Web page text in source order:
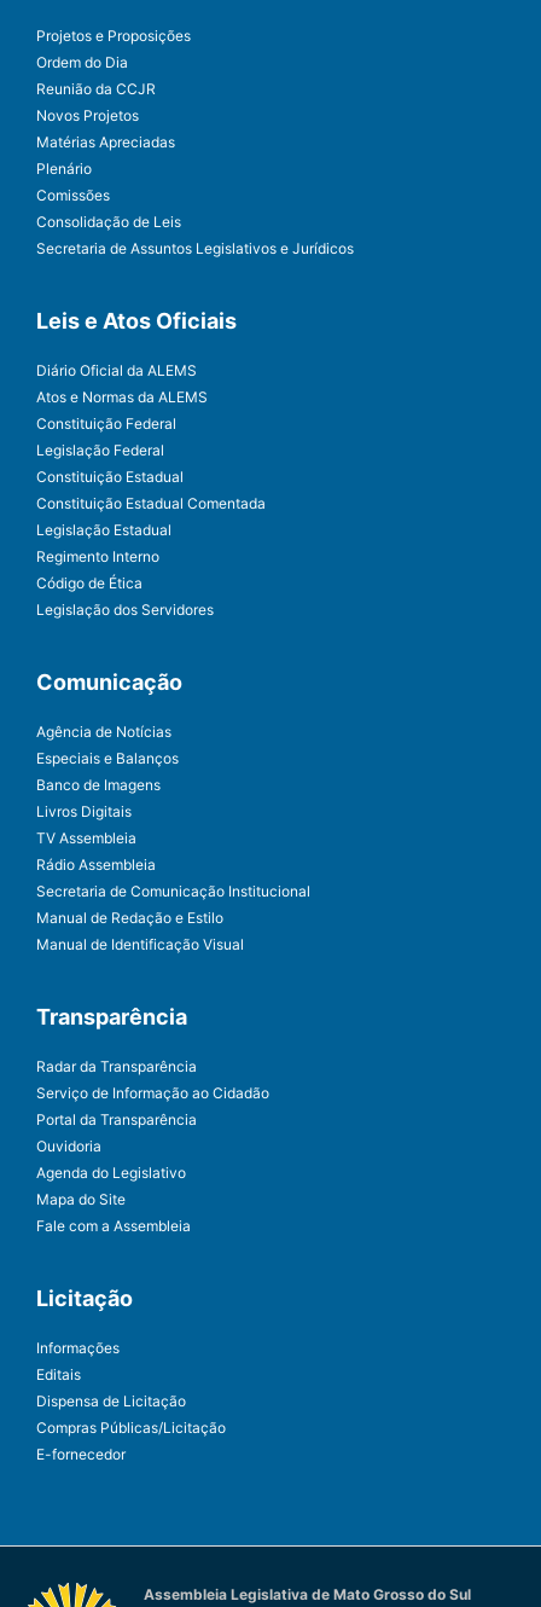
Projetos e Proposições
Ordem do Dia
Reunião da CCJR
Novos Projetos
Matérias Apreciadas
Plenário
Comissões
Consolidação de Leis
Secretaria de Assuntos Legislativos e Jurídicos
Leis e Atos Oficiais
Diário Oficial da ALEMS
Atos e Normas da ALEMS
Constituição Federal
Legislação Federal
Constituição Estadual
Constituição Estadual Comentada
Legislação Estadual
Regimento Interno
Código de Ética
Legislação dos Servidores
Comunicação
Agência de Notícias
Especiais e Balanços
Banco de Imagens
Livros Digitais
TV Assembleia
Rádio Assembleia
Secretaria de Comunicação Institucional
Manual de Redação e Estilo
Manual de Identificação Visual
Transparência
Radar da Transparência
Serviço de Informação ao Cidadão
Portal da Transparência
Ouvidoria
Agenda do Legislativo
Mapa do Site
Fale com a Assembleia
Licitação
Informações
Editais
Dispensa de Licitação
Compras Públicas/Licitação
E-fornecedor
Assembleia Legislativa de Mato Grosso do Sul